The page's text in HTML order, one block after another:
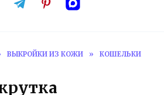
ВЫКРОЙКИ ИЗ КОЖИ »
КОШЕЛЬКИ